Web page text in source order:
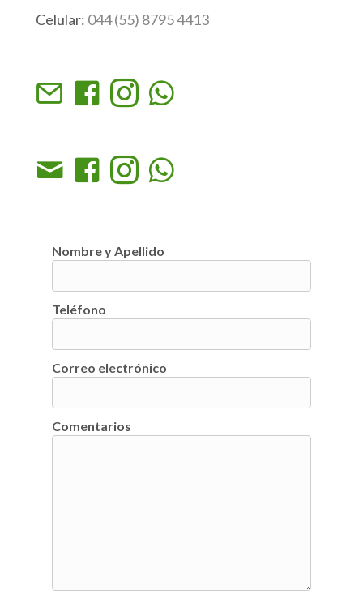
Celular: 044 (55) 8795 4413
Nombre y Apellido
Teléfono
Correo electrónico
Comentarios